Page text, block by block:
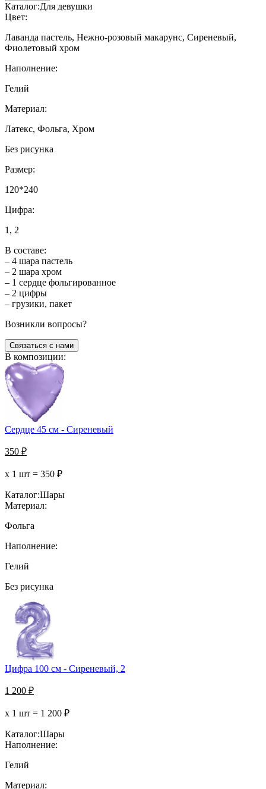
Каталог:Для девушки
Цвет:
Лаванда пастель, Нежно-розовый макарунс, Сиреневый,
Фиолетовый хром
Наполнение:
Гелий
Материал:
Латекс, Фольга, Хром
Без рисунка
Размер:
120*240
Цифра:
1, 2
В составе:
– 4 шара пастель
– 2 шара хром
– 1 сердце фольгированное
– 2 цифры
– грузики, пакет
Возникли вопросы?
Связаться с нами
В композиции:
Сердце 45 см - Сиреневый
350 ₽
х 1 шт = 350 ₽
Каталог:Шары
Материал:
Фольга
Наполнение:
Гелий
Без рисунка
Цифра 100 см - Сиреневый, 2
1 200 ₽
х 1 шт = 1 200 ₽
Каталог:Шары
Наполнение:
Гелий
Материал: